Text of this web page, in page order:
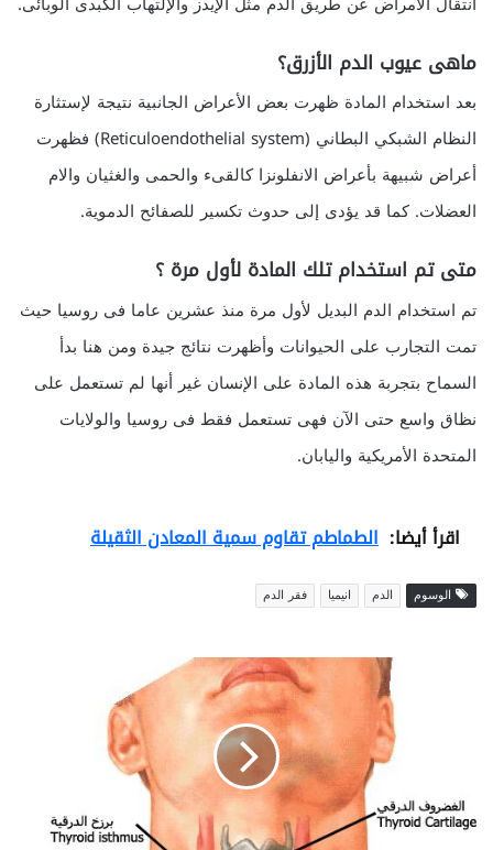
ماهى عيوب الدم الأزرق؟
بعد استخدام المادة ظهرت بعض الأعراض الجانبية نتيجة لإستثارة
النظام الشبكي البطاني (Reticuloendothelial system) فظهرت
أعراض شبيهة بأعراض الانفلونزا كالقىء والحمى والغثيان والام
العضلات. كما قد يؤدى إلى حدوث تكسير للصفائح الدموية.
متى تم استخدام تلك المادة لأول مرة ؟
تم استخدام الدم البديل لأول مرة منذ عشرين عاما فى روسيا حيث
تمت التجارب على الحيوانات وأظهرت نتائج جيدة ومن هنا بدأ
السماح بتجربة هذه المادة على الإنسان غير أنها لم تستعمل على
نظاق واسع حتى الآن فهى تستعمل فقط فى روسيا والولايات
المتحدة الأمريكية واليابان.
اقرأ أيضا: الطماطم تقاوم سمية المعادن الثقيلة
الوسوم الدم انيميا فقر الدم
د